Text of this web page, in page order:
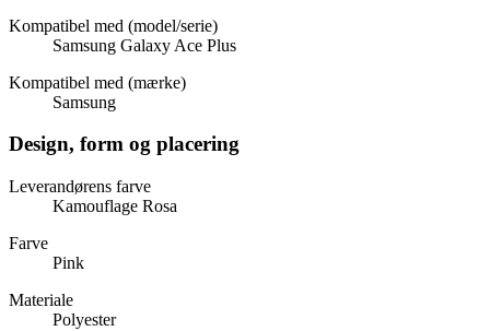
Kompatibel med (model/serie)
Samsung Galaxy Ace Plus
Kompatibel med (mærke)
Samsung
Design, form og placering
Leverandørens farve
Kamouflage Rosa
Farve
Pink
Materiale
Polyester